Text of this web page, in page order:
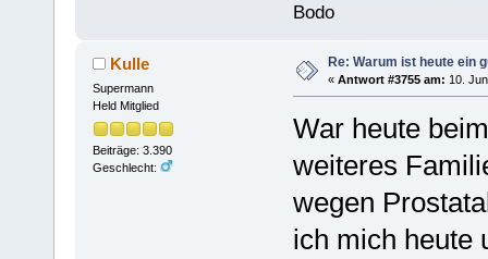
Bodo
Kulle
Supermann
Held Mitglied
Beiträge: 3.390
Geschlecht:
Re: Warum ist heute ein
« Antwort #3755 am: 10.
War heute
weiteres
wegen
ich mich heute